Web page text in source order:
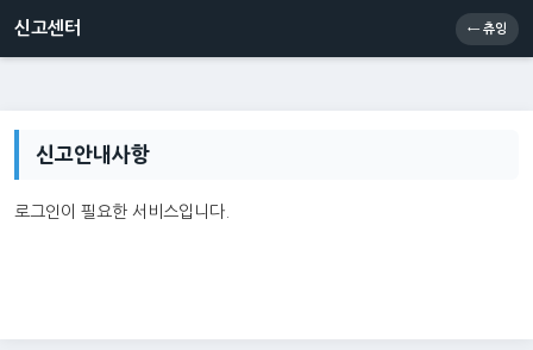
신고센터 메인
신고센터 ← 츄잉
신고안내사항
로그인이 필요한 서비스입니다.